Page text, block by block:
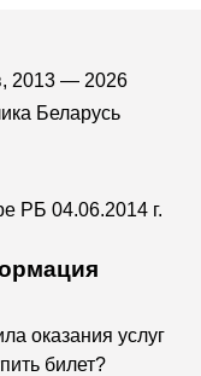
2013 — 2026
Беларусь
РБ 04.06.2014 г.
оказания услуг
билет?